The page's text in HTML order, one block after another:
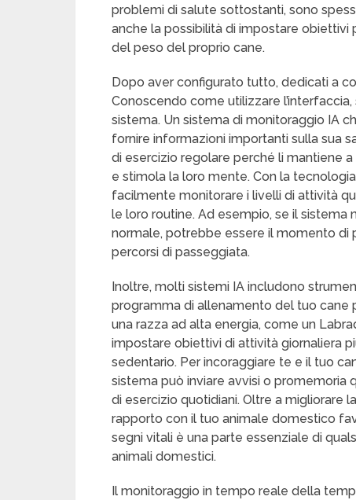
problemi di salute sottostanti, sono
anche la possibilità di impostare
del peso del proprio cane.
Dopo aver configurato tutto, dedicati a
Conoscendo come utilizzare
sistema. Un sistema di monitoraggio IA
fornire informazioni importanti sulla sua
di esercizio regolare perché li mantiene
e stimola la loro mente. Con la
facilmente monitorare i livelli di attività
le loro routine. Ad esempio, se il
normale, potrebbe essere il momento di
percorsi di passeggiata.
Inoltre, molti sistemi IA includono
programma di allenamento del tuo cane
una razza ad alta energia, come un
impostare obiettivi di attività giornaliera
sedentario. Per incoraggiare te e il tuo
sistema può inviare avvisi o promemoria
di esercizio quotidiani. Oltre a migliorare
rapporto con il tuo animale domestico
segni vitali è una parte essenziale di
animali domestici.
Il monitoraggio in tempo reale della